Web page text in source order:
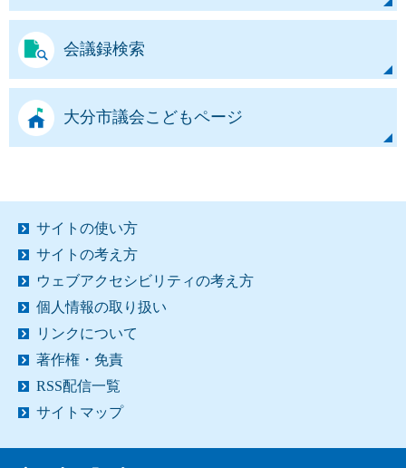
会議録検索
大分市議会こどもページ
サイトの使い方
サイトの考え方
ウェブアクセシビリティの考え方
個人情報の取り扱い
リンクについて
著作権・免責
RSS配信一覧
サイトマップ